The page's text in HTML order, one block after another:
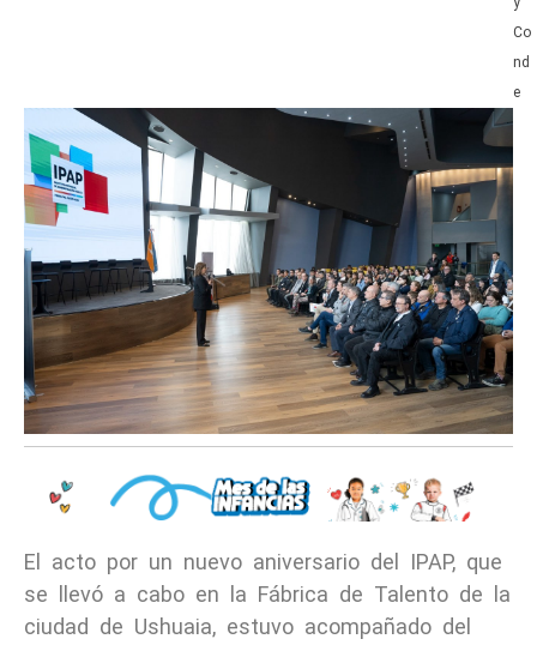
El acto por un nuevo aniversario del IPAP, que
se llevó a cabo en la Fábrica de Talento de la
ciudad de Ushuaia, estuvo acompañado del